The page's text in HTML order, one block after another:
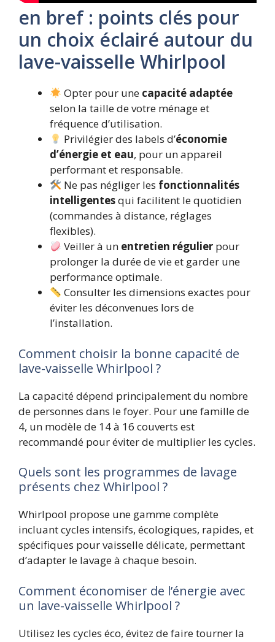
en bref : points clés pour
un choix éclairé autour du
lave-vaisselle Whirlpool
Opter pour une capacité adaptée
selon la taille de votre ménage et
fréquence d’utilisation.
Privilégier des labels d’économie
d’énergie et eau, pour un appareil
performant et responsable.
Ne pas négliger les fonctionnalités
intelligentesqui facilitent le quotidien
(commandes à distance, réglages
flexibles).
Veiller à un entretien régulier pour
prolonger la durée de vie et garder une
performance optimale.
Consulter les dimensions exactes pour
éviter les déconvenues lors de
l’installation.
Comment choisir la bonne capacité de
lave-vaisselle Whirlpool ?
La capacité dépend principalement du nombre
de personnes dans le foyer. Pour une famille de
4, un modèle de 14 à 16 couverts est
recommandé pour éviter de multiplier les cycles.
Quels sont les programmes de lavage
présents chez Whirlpool ?
Whirlpool propose une gamme complète
incluant cycles intensifs, écologiques, rapides, et
spécifiques pour vaisselle délicate, permettant
d’adapter le lavage à chaque besoin.
Comment économiser de l’énergie avec
un lave-vaisselle Whirlpool ?
Utilisez les cycles éco, évitez de faire tourner la